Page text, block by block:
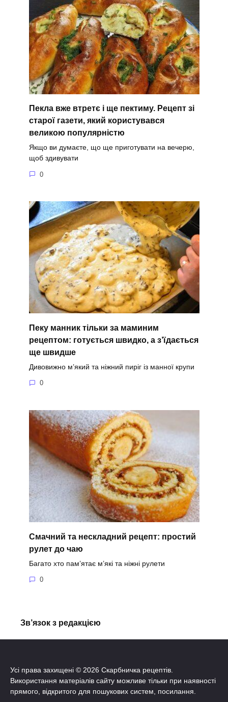
Пекла вже втретє і ще пектиму. Рецепт зі
старої газети, який користувався
великою популярністю
Якщо ви думаєте, що ще приготувати на вечерю,
щоб здивувати
0
Пеку манник тільки за маминим
рецептом: готується швидко, а з’їдається
ще швидше
Дивовижно м’який та ніжний пиріг із манної крупи
0
Смачний та нескладний рецепт: простий
рулет до чаю
Багато хто пам’ятає м’які та ніжні рулети
0
Зв’язок з редакцією
Усі права захищені © 2026 Скарбничка рецептів.
Використання матеріалів сайту можливе тільки при наявності
прямого, відкритого для пошукових систем, посилання.